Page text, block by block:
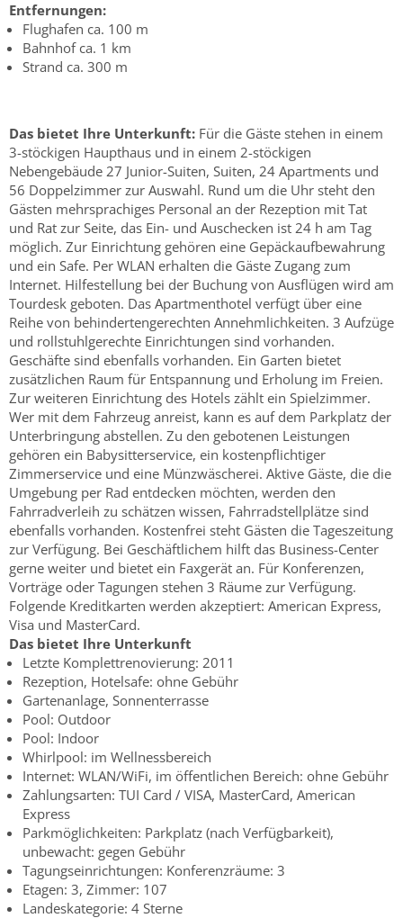
Entfernungen:
Flughafen ca. 100 m
Bahnhof ca. 1 km
Strand ca. 300 m
Das bietet Ihre Unterkunft: Für die Gäste stehen in einem
3-stöckigen Haupthaus und in einem 2-stöckigen
Nebengebäude 27 Junior-Suiten, Suiten, 24 Apartments und
56 Doppelzimmer zur Auswahl. Rund um die Uhr steht den
Gästen mehrsprachiges Personal an der Rezeption mit Tat
und Rat zur Seite, das Ein- und Auschecken ist 24 h am Tag
möglich. Zur Einrichtung gehören eine Gepäckaufbewahrung
und ein Safe. Per WLAN erhalten die Gäste Zugang zum
Internet. Hilfestellung bei der Buchung von Ausflügen wird am
Tourdesk geboten. Das Apartmenthotel verfügt über eine
Reihe von behindertengerechten Annehmlichkeiten. 3 Aufzüge
und rollstuhlgerechte Einrichtungen sind vorhanden.
Geschäfte sind ebenfalls vorhanden. Ein Garten bietet
zusätzlichen Raum für Entspannung und Erholung im Freien.
Zur weiteren Einrichtung des Hotels zählt ein Spielzimmer.
Wer mit dem Fahrzeug anreist, kann es auf dem Parkplatz der
Unterbringung abstellen. Zu den gebotenen Leistungen
gehören ein Babysitterservice, ein kostenpflichtiger
Zimmerservice und eine Münzwäscherei. Aktive Gäste, die die
Umgebung per Rad entdecken möchten, werden den
Fahrradverleih zu schätzen wissen, Fahrradstellplätze sind
ebenfalls vorhanden. Kostenfrei steht Gästen die Tageszeitung
zur Verfügung. Bei Geschäftlichem hilft das Business-Center
gerne weiter und bietet ein Faxgerät an. Für Konferenzen,
Vorträge oder Tagungen stehen 3 Räume zur Verfügung.
Folgende Kreditkarten werden akzeptiert: American Express,
Visa und MasterCard.
Das bietet Ihre Unterkunft
Letzte Komplettrenovierung: 2011
Rezeption, Hotelsafe: ohne Gebühr
Gartenanlage, Sonnenterrasse
Pool: Outdoor
Pool: Indoor
Whirlpool: im Wellnessbereich
Internet: WLAN/WiFi, im öffentlichen Bereich: ohne Gebühr
Zahlungsarten: TUI Card / VISA, MasterCard, American
Express
Parkmöglichkeiten: Parkplatz (nach Verfügbarkeit),
unbewacht: gegen Gebühr
Tagungseinrichtungen: Konferenzräume: 3
Etagen: 3, Zimmer: 107
Landeskategorie: 4 Sterne